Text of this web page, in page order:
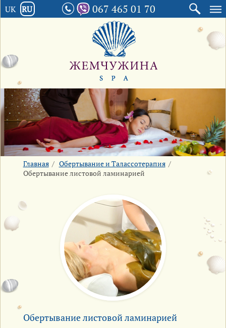
UK RU 067 465 01 70
Главная/ Обертывание и Талассотерапия/
Обертывание листовой ламинарией
Обертывание листовой ламинарией